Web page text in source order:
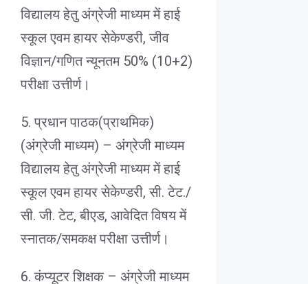
विद्यालय हेतु अंग्रेजी माध्यम में हाई
स्कूल एवम हायर सेकेण्डरी, जीव
विज्ञान/गणित न्यूनतम 50% (10+2)
परीक्षा उत्तीर्ण।
5. प्रधान पाठक(प्राथमिक)
(अंग्रेजी माध्यम) – अंग्रेजी माध्यम
विद्यालय हेतु अंग्रेजी माध्यम में हाई
स्कूल एवम हायर सेकेण्डरी, सी. टेट./
सी. जी. टेट, बीएड, आवेदित विषय में
स्नातक/समकक्ष परीक्षा उत्तीर्ण।
6. कंप्यूटर शिक्षक – अंग्रेजी माध्यम